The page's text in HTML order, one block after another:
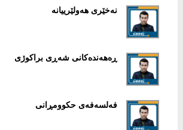
نەخێری هەولێرییانە
ڕەهەندەکانی شەڕی براکوژی
فەلسەفەی حکوومڕانی